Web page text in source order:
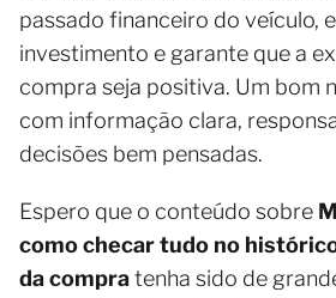
passado financeiro do veículo,
investimento e garante que a
compra seja positiva. Um bom
com informação clara,
decisões bem pensadas.
Espero que o conteúdo sobre
como checar tudo no
da compratenha sido de